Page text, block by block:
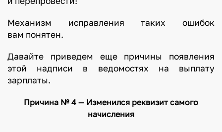
Механизм исправления таких ошибок
вам понятен.
Давайте приведем еще причины появления
этой надписи в ведомостях на выплату
зарплаты.
Причина № 4 — Изменился реквизит самого
начисления